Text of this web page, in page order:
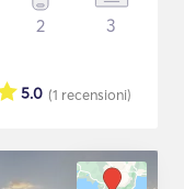
2 3
(1 recensioni)
5.0